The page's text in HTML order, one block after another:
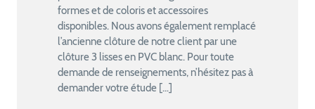
formes et de coloris et accessoires
disponibles. Nous avons également remplacé
l’ancienne clôture de notre client par une
clôture 3 lisses en PVC blanc. Pour toute
demande de renseignements, n’hésitez pas à
demander votre étude […]